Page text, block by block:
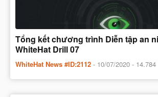
Tổng kết chương trình Diễn tập an
WhiteHat Drill 07
WhiteHat News #ID:2112 - 10/07/2020 -